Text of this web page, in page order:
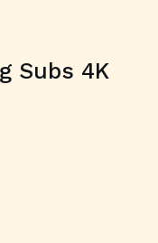
Subs 4K